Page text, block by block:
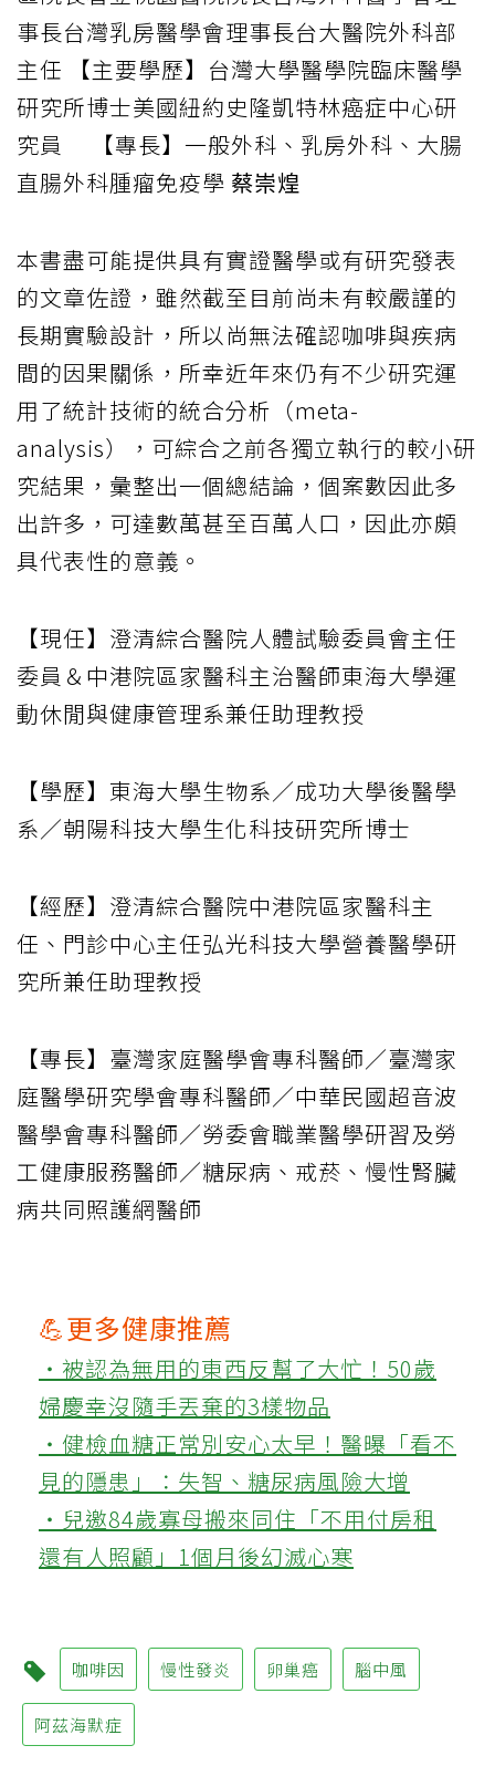
事長台灣乳房醫學會理事長台大醫院外科部
主任 【主要學歷】台灣大學醫學院臨床醫學
研究所博士美國紐約史隆凱特林癌症中心研
究員 【專長】一般外科、乳房外科、大腸
直腸外科腫瘤免疫學 蔡崇煌
本書盡可能提供具有實證醫學或有研究發表
的文章佐證，雖然截至目前尚未有較嚴謹的
長期實驗設計，所以尚無法確認咖啡與疾病
間的因果關係，所幸近年來仍有不少研究運
用了統計技術的統合分析（meta-
analysis），可綜合之前各獨立執行的較小研
究結果，彙整出一個總結論，個案數因此多
出許多，可達數萬甚至百萬人口，因此亦頗
具代表性的意義。
【現任】澄清綜合醫院人體試驗委員會主任
委員＆中港院區家醫科主治醫師東海大學運
動休閒與健康管理系兼任助理教授
【學歷】東海大學生物系／成功大學後醫學
系／朝陽科技大學生化科技研究所博士
【經歷】澄清綜合醫院中港院區家醫科主
任、門診中心主任弘光科技大學營養醫學研
究所兼任助理教授
【專長】臺灣家庭醫學會專科醫師／臺灣家
庭醫學研究學會專科醫師／中華民國超音波
醫學會專科醫師／勞委會職業醫學研習及勞
工健康服務醫師／糖尿病、戒菸、慢性腎臟
病共同照護網醫師
💪更多健康推薦
‧被認為無用的東西反幫了大忙！50歲
婦慶幸沒隨手丟棄的3樣物品
‧健檢血糖正常別安心太早！醫曝「看不
見的隱患」：失智、糖尿病風險大增
‧兒邀84歲寡母搬來同住「不用付房租
還有人照顧」1個月後幻滅心寒
咖啡因 慢性發炎 卵巢癌 腦中風
阿茲海默症